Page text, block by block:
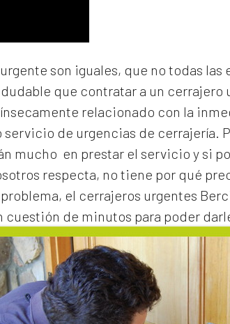
son iguales, que no todas las
que contratar a un cerrajero
relacionado con la
de urgencias de cerrajería.
mucho en prestar el servicio y si
respecta, no tiene por qué
el cerrajeros urgentes
de minutos para poder